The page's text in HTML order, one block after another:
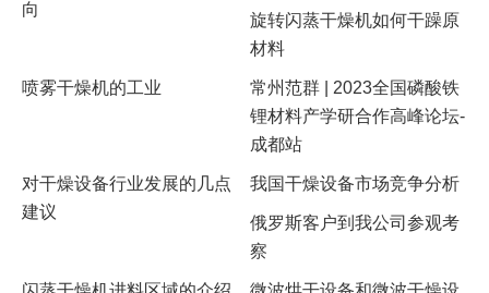
向
​旋转闪蒸干燥机如何干躁原
材料
喷雾干燥机的工业
常州范群 | 2023全国磷酸铁
锂材料产学研合作高峰论坛-
成都站
对干燥设备行业发展的几点
建议
我国干燥设备市场竞争分析
俄罗斯客户到我公司参观考
察